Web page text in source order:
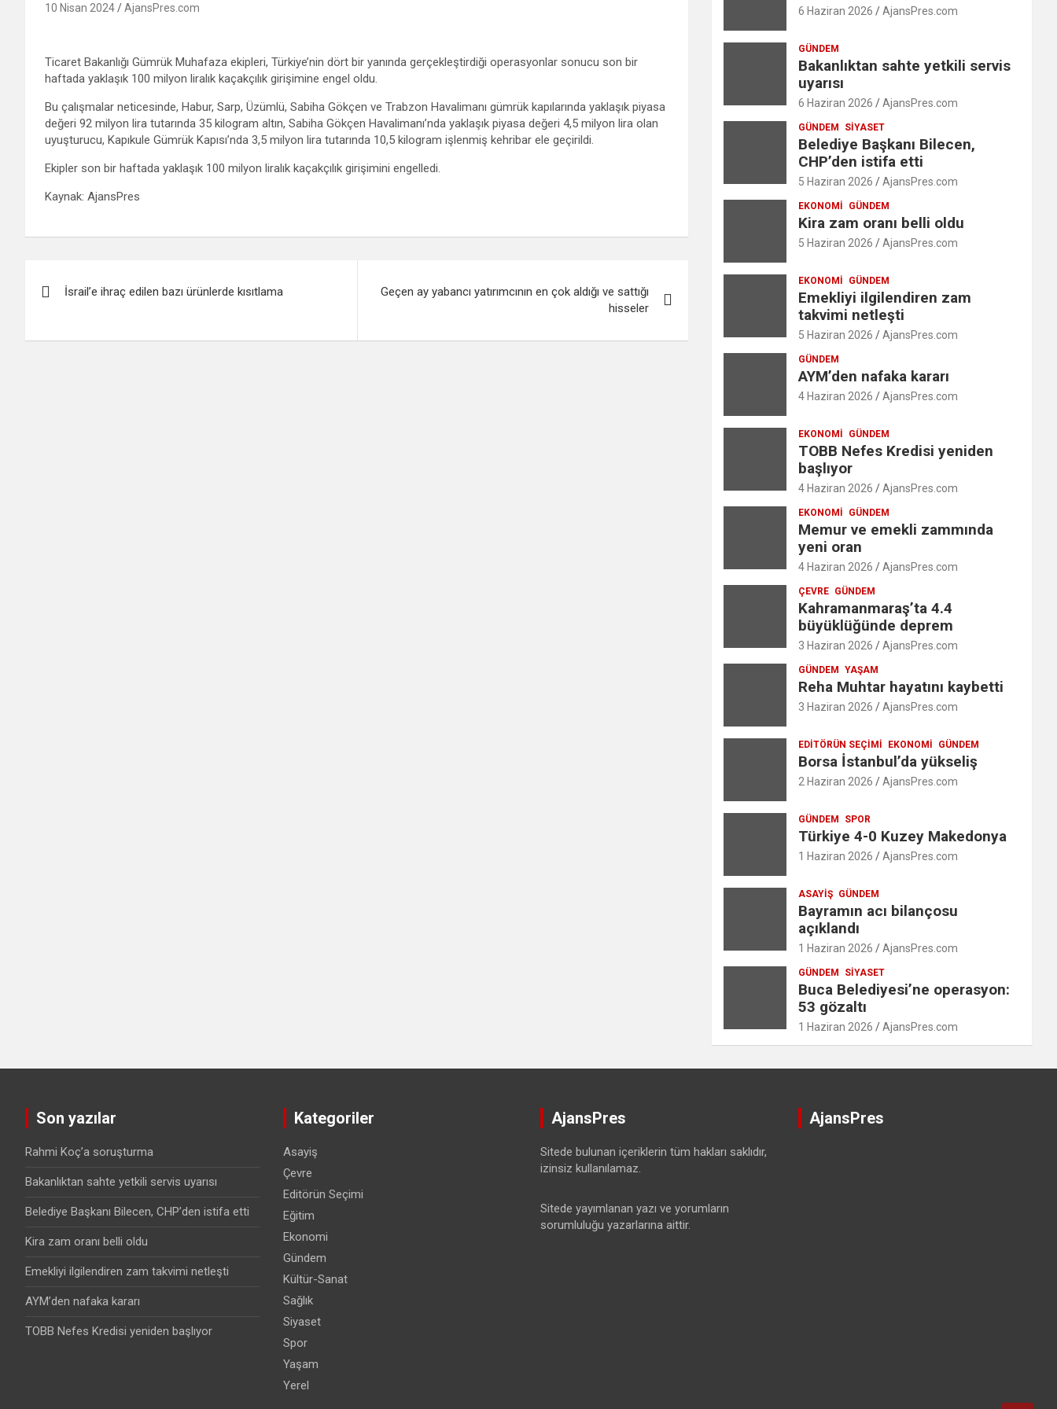
10 Nisan 2024 AjansPres.com
Ticaret Bakanlığı Gümrük Muhafaza ekipleri, Türkiye’nin dört bir yanında gerçekleştirdiği operasyonlar sonucu son bir
haftada yaklaşık 100 milyon liralık kaçakçılık girişimine engel oldu.
Bu çalışmalar neticesinde, Habur, Sarp, Üzümlü, Sabiha Gökçen ve Trabzon Havalimanı gümrük kapılarında yaklaşık piyasa
değeri 92 milyon lira tutarında 35 kilogram altın, Sabiha Gökçen Havalimanı’nda yaklaşık piyasa değeri 4,5 milyon lira olan
uyuşturucu, Kapıkule Gümrük Kapısı’nda 3,5 milyon lira tutarında 10,5 kilogram işlenmiş kehribar ele geçirildi.
Ekipler son bir haftada yaklaşık 100 milyon liralık kaçakçılık girişimini engelledi.
Kaynak: AjansPres
gezinmesi
İsrail’e ihraç edilen bazı ürünlerde kısıtlama
Geçen ay yabancı yatırımcının en çok aldığı ve sattığı
hisseler
6 Haziran 2026 AjansPres.com
GÜNDEM
Bakanlıktan sahte yetkili servis
uyarısı
6 Haziran 2026 AjansPres.com
GÜNDEM SIYASET
Belediye Başkanı Bilecen,
CHP’den istifa etti
5 Haziran 2026 AjansPres.com
EKONOMI GÜNDEM
Kira zam oranı belli oldu
5 Haziran 2026 AjansPres.com
EKONOMI GÜNDEM
Emekliyi ilgilendiren zam
takvimi netleşti
5 Haziran 2026 AjansPres.com
GÜNDEM
AYM’den nafaka kararı
4 Haziran 2026 AjansPres.com
EKONOMI GÜNDEM
TOBB Nefes Kredisi yeniden
başlıyor
4 Haziran 2026 AjansPres.com
EKONOMI GÜNDEM
Memur ve emekli zammında
yeni oran
4 Haziran 2026 AjansPres.com
ÇEVRE GÜNDEM
Kahramanmaraş’ta 4.4
büyüklüğünde deprem
3 Haziran 2026 AjansPres.com
GÜNDEM YAŞAM
Reha Muhtar hayatını kaybetti
3 Haziran 2026 AjansPres.com
EDITÖRÜN SEÇIMI EKONOMI GÜNDEM
Borsa İstanbul’da yükseliş
2 Haziran 2026 AjansPres.com
GÜNDEM SPOR
Türkiye 4-0 Kuzey Makedonya
1 Haziran 2026 AjansPres.com
ASAYIŞ GÜNDEM
Bayramın acı bilançosu
açıklandı
1 Haziran 2026 AjansPres.com
GÜNDEM SIYASET
Buca Belediyesi’ne operasyon:
53 gözaltı
1 Haziran 2026 AjansPres.com
Son yazılar
Rahmi Koç’a soruşturma
Bakanlıktan sahte yetkili servis uyarısı
Belediye Başkanı Bilecen, CHP’den istifa etti
Kira zam oranı belli oldu
Emekliyi ilgilendiren zam takvimi netleşti
AYM’den nafaka kararı
TOBB Nefes Kredisi yeniden başlıyor
Kategoriler
Asayiş
Çevre
Editörün Seçimi
Eğitim
Ekonomi
Gündem
Kültür-Sanat
Sağlık
Siyaset
Spor
Yaşam
Yerel
AjansPres
Sitede bulunan içeriklerin tüm hakları saklıdır,
izinsiz kullanılamaz.
Sitede yayımlanan yazı ve yorumların
sorumluluğu yazarlarına aittir.
AjansPres